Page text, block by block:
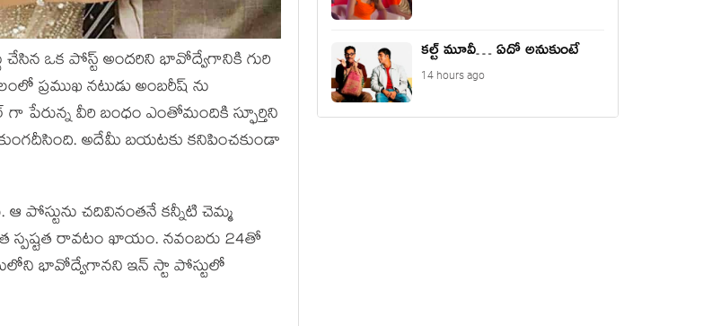
ఒక పోస్ట్ అందరిని భావోద్వేగానికి గురి
ప్రముఖ నటుడు అంబరీష్ ను
వీరి బంధం ఎంతోమందికి స్ఫూర్తిని
అదేమీ బయటకు కనిపించకుండా
పోస్టును చదివినంతనే కన్నీటి చెమ్మ
స్పష్టత రావటం ఖాయం. నవంబరు 24తో
భావోద్వేగానని ఇన్ స్టా పోస్టులో
కల్ట్ మూవీ… ఏదో అనుకుంటే
14 hours ago